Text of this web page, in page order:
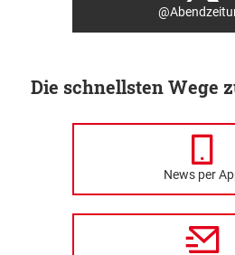
Die schnellsten Wege
News per